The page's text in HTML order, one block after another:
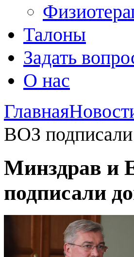
Талоны
Задать
О нас
Главная
ВОЗ подписали
Минздрав и
подписали